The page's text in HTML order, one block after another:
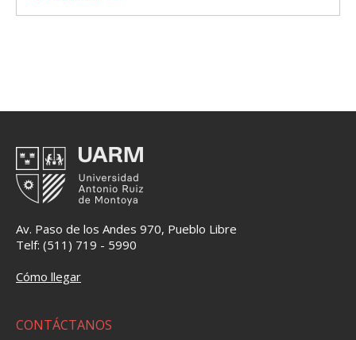
Av. Paso de los Andes 970, Pueblo Libre
Telf: (511) 719 - 5990
Cómo llegar
CONTÁCTANOS